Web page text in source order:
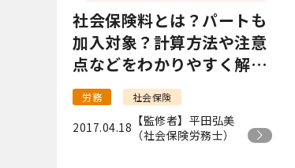
社会保険料とは？パートも
加入対象？計算方法や注意
点などをわかりやすく解
説！
労務 社会保険
2017.04.18 【監修者】平田弘美
（社会保険労務士）